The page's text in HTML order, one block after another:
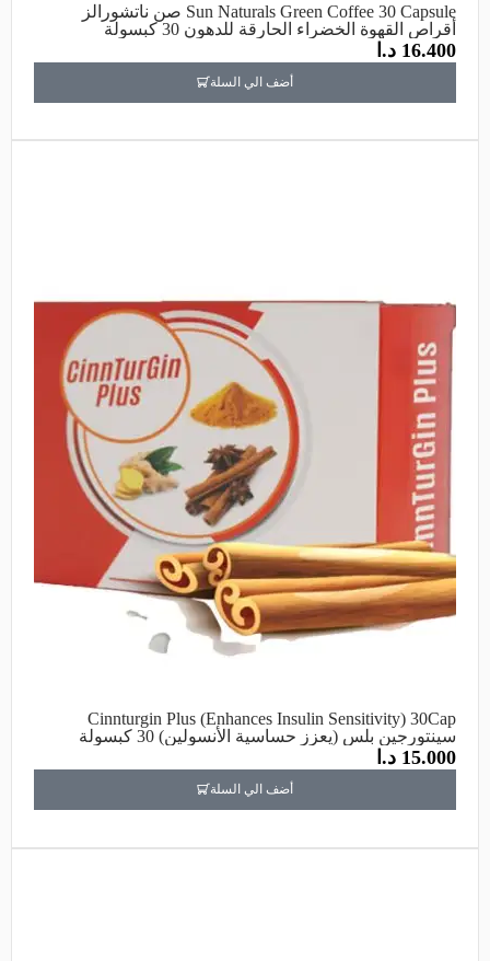
Sun Naturals Green Coffee 30 Capsule صن ناتشورالز
أقراص القهوة الخضراء الحارقة للدهون 30 كبسولة
16.400 د.ا
أضف الي السلة
Cinnturgin Plus (Enhances Insulin Sensitivity) 30Cap
سينتورجين بلس (يعزز حساسية الأنسولين) 30 كبسولة
15.000 د.ا
أضف الي السلة